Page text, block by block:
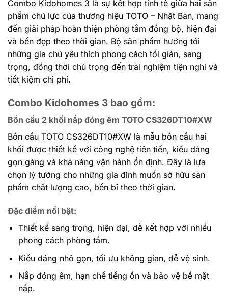
Combo Kidohomes 3 là sự kết hợp tinh tế giữa hai sản
phẩm chủ lực của thương hiệu TOTO – Nhật Bản, mang
đến giải pháp hoàn thiện phòng tắm đồng bộ, hiện đại
và bền đẹp theo thời gian. Bộ sản phẩm hướng tới
những gia chủ yêu thích phong cách tối giản, sang
trọng, đồng thời chú trọng đến trải nghiệm tiện nghi và
tiết kiệm chi phí.
Combo Kidohomes 3 bao gồm:
Bồn cầu 2 khối nắp đóng êm TOTO CS326DT10#XW
Bồn cầu TOTO CS326DT10#XW là mẫu bồn cầu hai
khối được thiết kế với công nghệ tiên tiến, kiểu dáng
gọn gàng và khả năng vận hành ổn định. Đây là lựa
chọn lý tưởng cho những gia đình muốn sở hữu sản
phẩm chất lượng cao, bền bỉ theo thời gian.
Đặc điểm nổi bật:
Thiết kế sang trọng, hiện đại, dễ kết hợp với nhiều
phong cách phòng tắm.
Kiểu dáng nhỏ gọn, tối ưu không gian, dễ vệ sinh.
Nắp đóng êm, hạn chế tiếng ồn và bảo vệ bề mặt
nắp.